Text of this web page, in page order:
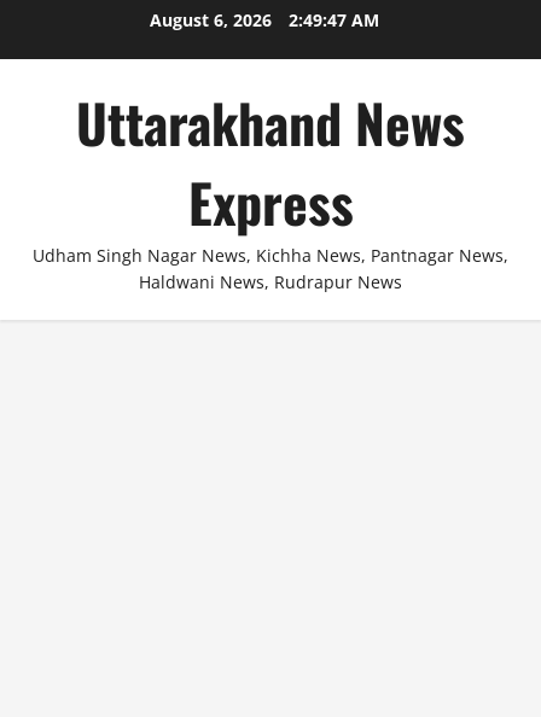
August 6, 2026 2:49:48 AM
Uttarakhand News
Express
Udham Singh Nagar News, Kichha News, Pantnagar News,
Haldwani News, Rudrapur News